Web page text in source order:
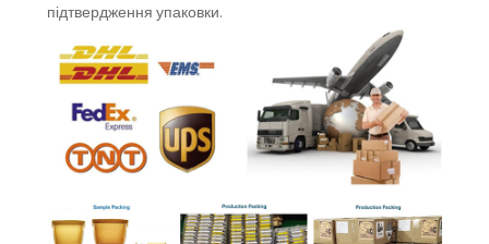
підтвердження упаковки.